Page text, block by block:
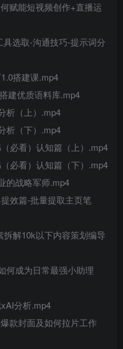
赋能短视频创作+直播运
选取-沟通技巧-提示词分
搭建课.mp4
建优质语料库.mp4
析（上）.mp4
析（下）.mp4
必看）认知篇（上）.mp4
必看）认知篇（下）.mp4
的战略军师.mp4
效篇-批量提取主页笔
解10k以下内容策划编导
何成为日常最强小助理
分析.mp4
款封面及如何拉片工作